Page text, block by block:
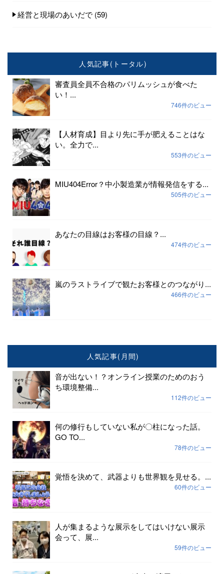
経営と現場のあいだで (59)
人気記事(トータル)
審査員全員不合格のパリムッシュが食べた
い！...
746件のビュー
【人材育成】目より先に手が肥えることはな
い。全力で...
553件のビュー
MIU404Error？中小製造業が情報発信をする...
505件のビュー
あなたの目線はお客様の目線？...
474件のビュー
嵐のラストライブで観たお客様とのつながり...
466件のビュー
人気記事(月間)
音が出ない！？オンライン授業のためのおう
ち環境整備...
112件のビュー
何の修行もしていない私が〇柱になった話。
GO TO...
78件のビュー
覚悟を決めて、武器よりも世界観を見せる。...
60件のビュー
人が集まるような展示をしてはいけない展示
会って、展...
59件のビュー